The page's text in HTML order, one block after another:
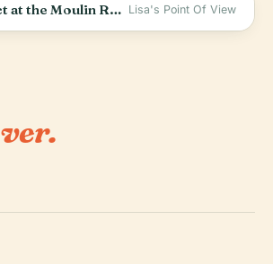
What to Expect at the Moulin Rouge: My Honest Review Lisa's Point Of View
ver.